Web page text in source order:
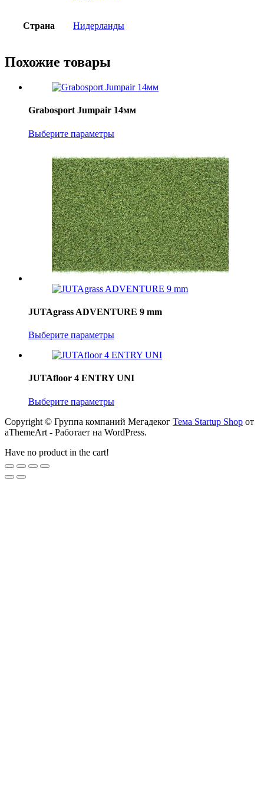
Страна Нидерланды
Похожие товары
Grabosport Jumpair 14мм
Выберите параметры
JUTAgrass ADVENTURE 9 mm
Выберите параметры
JUTAfloor 4 ENTRY UNI
Выберите параметры
Copyright © Группа компаний Мегадеког Тема Startup Shop от
aThemeArt - Работает на WordPress.
Have no product in the cart!